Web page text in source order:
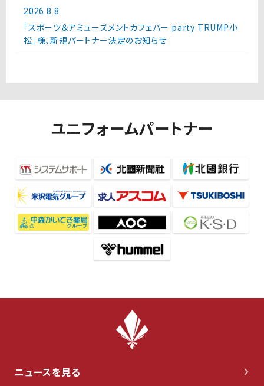
2026.8.8
「スポーツ＆アミューズメントカフェバー party TRUMP小
松」様、新規パートナー決定のお知らせ
ユニフォームパートナー
ニュースを見る